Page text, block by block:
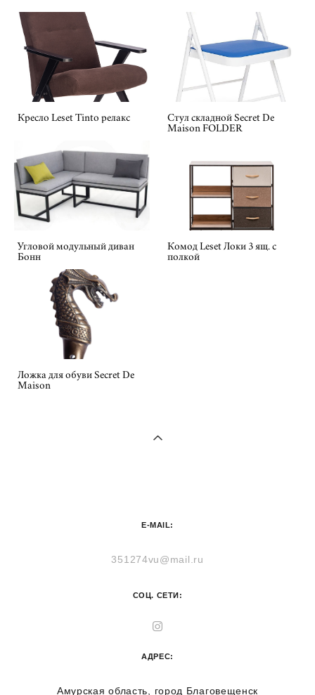
Кресло Leset Tinto релакс
Стул складной Secret De
Maison FOLDER
Угловой модульный диван
Бонн
Комод Leset Локи 3 ящ. с
полкой
Ложка для обуви Secret De
Maison
E-MAIL:
351274vu@mail.ru
СОЦ. СЕТИ:
АДРЕС:
Амурская область, город Благовещенск